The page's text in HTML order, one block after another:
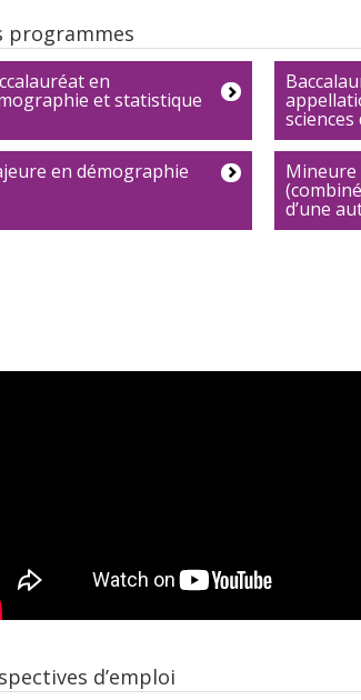
programmes
en
et statistique
en démographie Mineure
d’une
d’emploi